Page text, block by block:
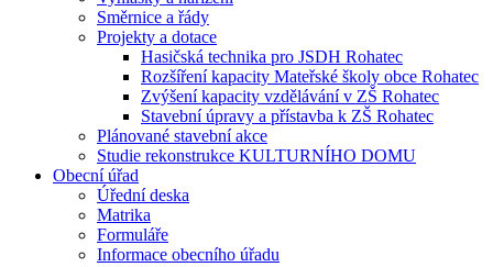
Směrnice a řády
Projekty a dotace
Hasičská technika pro JSDH Rohatec
Rozšíření kapacity Mateřské školy obce Rohatec
Zvýšení kapacity vzdělávání v ZŠ Rohatec
Stavební úpravy a přístavba k ZŠ Rohatec
Plánované stavební akce
Studie rekonstrukce KULTURNÍHO DOMU
Obecní úřad
Úřední deska
Matrika
Formuláře
Informace obecního úřadu